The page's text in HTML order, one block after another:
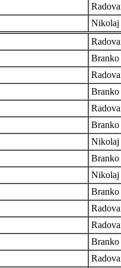
Nikolaj
Branko
Branko
Branko
Nikolaj
Branko
Nikolaj
Branko
Branko